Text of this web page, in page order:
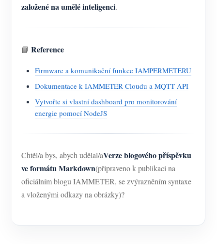
založené na umělé inteligenci.
📘 Reference
Firmware a komunikační funkce IAMPERMETERU
Dokumentace k IAMMETER Cloudu a MQTT API
Vytvořte si vlastní dashboard pro monitorování
energie pomocí NodeJS
Chtěl/a bys, abych udělal/aVerze blogového příspěvku
ve formátu Markdown(připraveno k publikaci na
oficiálním blogu IAMMETER, se zvýrazněním syntaxe
a vloženými odkazy na obrázky)?